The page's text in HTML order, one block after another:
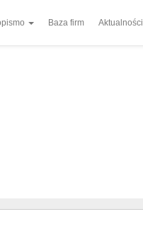
Baza firm Aktualności